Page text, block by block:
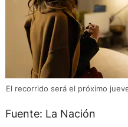
El recorrido será el próximo
Fuente: La Nación